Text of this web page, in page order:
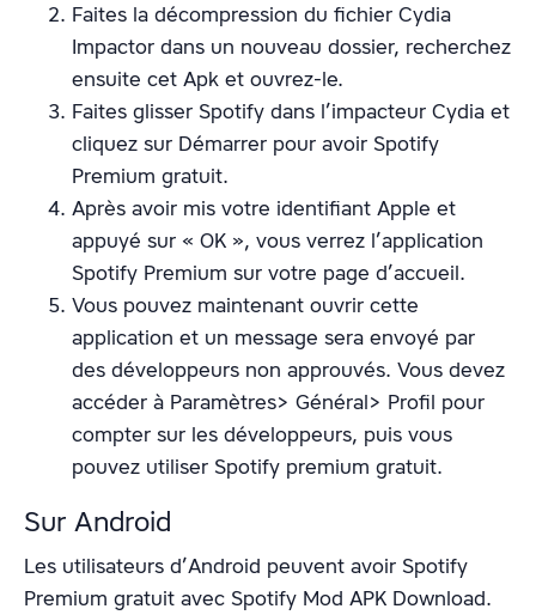
Faites la décompression du fichier Cydia
Impactor dans un nouveau dossier, recherchez
ensuite cet Apk et ouvrez-le.
Faites glisser Spotify dans l’impacteur Cydia et
cliquez sur Démarrer pour avoir Spotify
Premium gratuit.
Après avoir mis votre identifiant Apple et
appuyé sur « OK », vous verrez l’application
Spotify Premium sur votre page d’accueil.
Vous pouvez maintenant ouvrir cette
application et un message sera envoyé par
des développeurs non approuvés. Vous devez
accéder à Paramètres> Général> Profil pour
compter sur les développeurs, puis vous
pouvez utiliser Spotify premium gratuit.
Sur Android
Les utilisateurs d’Android peuvent avoir Spotify
Premium gratuit avec Spotify Mod APK Download.